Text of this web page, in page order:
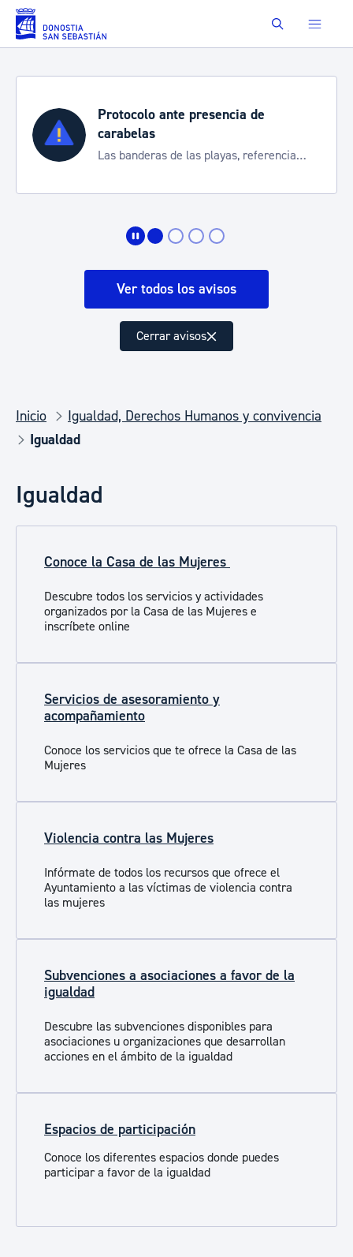
Saltar al contenido principal Buscar
Protocolo ante presencia de
carabelas
Las banderas de las playas, referencia
Ver todos los avisos
Cerrar avisos
Inicio
Igualdad, Derechos Humanos y convivencia
Igualdad
Igualdad
Conoce la Casa de las Mujeres
Descubre todos los servicios y actividades
organizados por la Casa de las Mujeres e
inscríbete online
Servicios de asesoramiento y
acompañamiento
Conoce los servicios que te ofrece la Casa de las
Mujeres
Violencia contra las Mujeres
Infórmate de todos los recursos que ofrece el
Ayuntamiento a las víctimas de violencia contra
las mujeres
Subvenciones a asociaciones a favor de la
igualdad
Descubre las subvenciones disponibles para
asociaciones u organizaciones que desarrollan
acciones en el ámbito de la igualdad
Espacios de participación
Conoce los diferentes espacios donde puedes
participar a favor de la igualdad